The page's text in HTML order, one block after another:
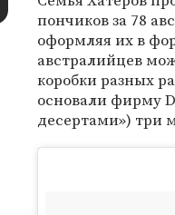
пончиков за 78
оформляя их в
австралийцев
коробки разных
основали фирму
десертами») три